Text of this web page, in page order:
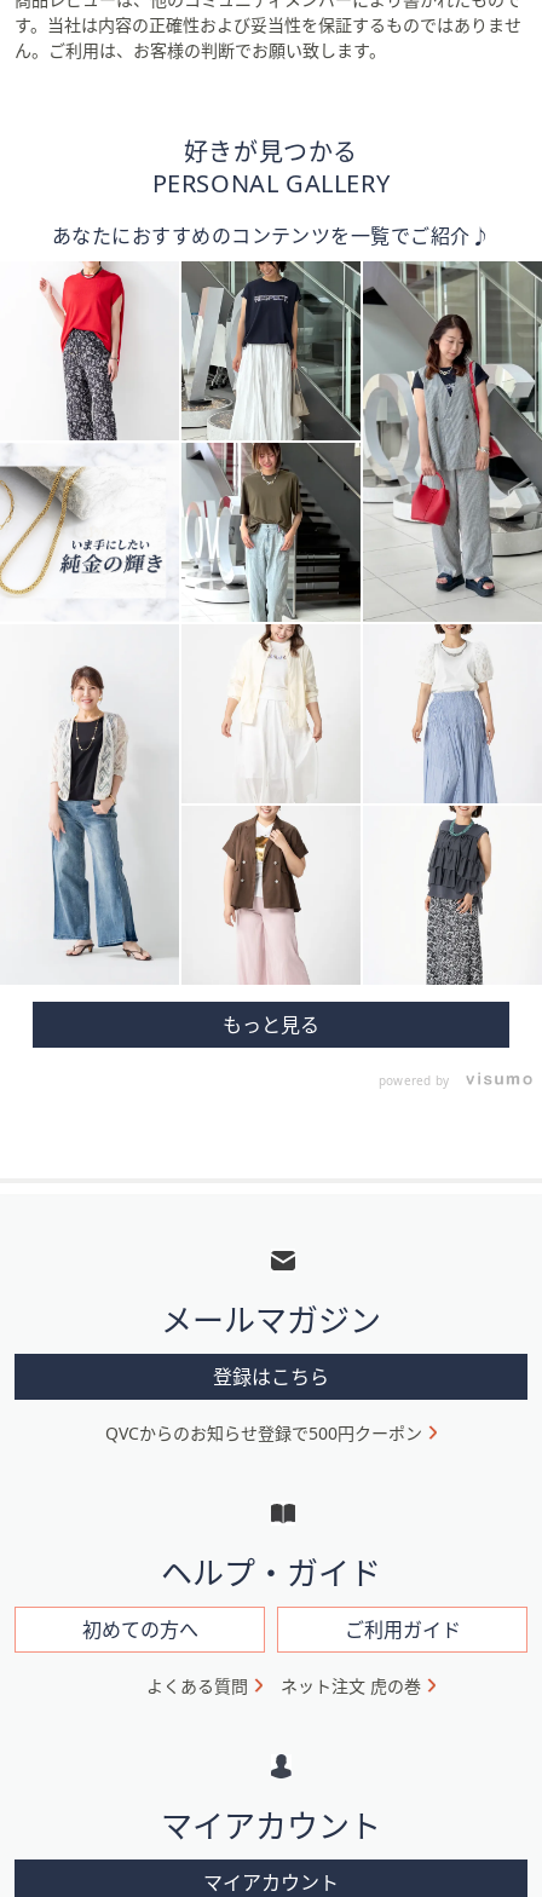
す。当社は内容の正確性および妥当性を保証するものではありませ
ん。ご利用は、お客様の判断でお願い致します。
好きが見つかる
PERSONAL GALLERY
あなたにおすすめのコンテンツを一覧でご紹介♪
powered by
メ
ニ
ン
ン
メールマガジン
登録はこちら
QVCからのお知らせ登録で500円クーポン
ヘルプ・ガイド
初めての方へ ご利用ガイド
よくある質問 ネット注文 虎の巻
マイアカウント
マイアカウント